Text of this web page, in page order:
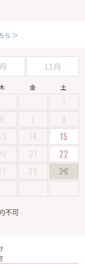
ら ＞
11月
金 土
1
6 7
8
14
15
21
22
28
29
不可